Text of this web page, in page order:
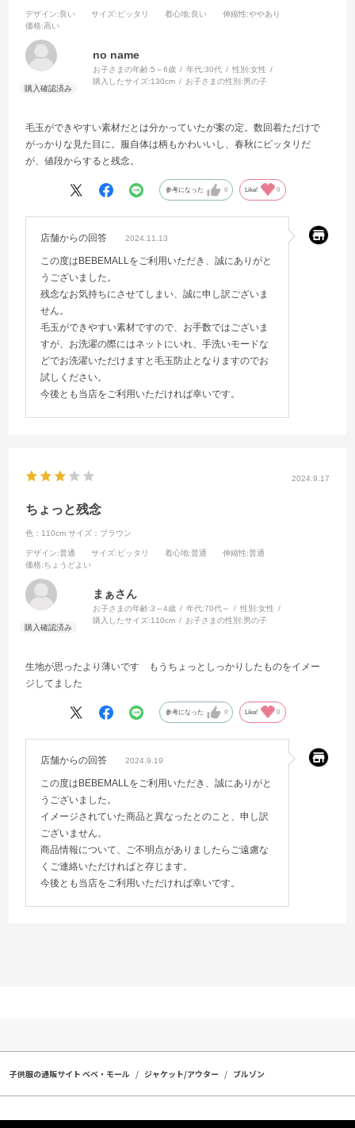
デザイン:良い サイズ:ピッタリ 着心地:良い 伸縮性:ややあり
価格:高い
no name
お子さまの年齢:5～6歳 年代:30代 性別:女性
購入したサイズ:130cm お子さまの性別:男の子
毛玉ができやすい素材だとは分かっていたが案の定。数回着ただけで
がっかりな見た目に。服自体は柄もかわいいし、春秋にピッタリだ
が、値段からすると残念。
参考になった 0 Like! 0
店舗からの回答 2024.11.13
この度はBEBEMALLをご利用いただき、誠にありがと
うございました。
残念なお気持ちにさせてしまい、誠に申し訳ございま
せん。
毛玉ができやすい素材ですので、お手数ではございま
すが、お洗濯の際にはネットにいれ、手洗いモードな
どでお洗濯いただけますと毛玉防止となりますのでお
試しください。
今後とも当店をご利用いただければ幸いです。
2024.9.17
ちょっと残念
色：110cm サイズ：ブラウン
デザイン:普通 サイズ:ピッタリ 着心地:普通 伸縮性:普通
価格:ちょうどよい
まぁさん
お子さまの年齢:3～4歳 年代:70代～ 性別:女性
購入したサイズ:110cm お子さまの性別:男の子
生地が思ったより薄いです もうちょっとしっかりしたものをイメー
ジしてました
参考になった 0 Like! 0
店舗からの回答 2024.9.19
この度はBEBEMALLをご利用いただき、誠にありがと
うございました。
イメージされていた商品と異なったとのこと、申し訳
ございません。
商品情報について、ご不明点がありましたらご遠慮な
くご連絡いただければと存じます。
今後とも当店をご利用いただければ幸いです。
子供服の通販サイト ベベ・モール ジャケット/アウター ブルゾン